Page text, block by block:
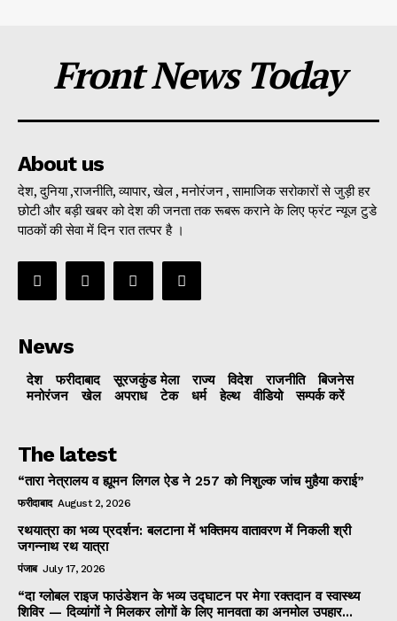
Front News Today
About us
देश, दुनिया ,राजनीति, व्यापार, खेल , मनोरंजन , सामाजिक सरोकारों से जुड़ी हर
छोटी और बड़ी खबर को देश की जनता तक रूबरू कराने के लिए फ्रंट न्यूज टुडे
पाठकों की सेवा में दिन रात तत्पर है ।
News
देश फरीदाबाद सूरजकुंड मेला राज्‍य विदेश राजनीति
बिजनेस
मनोरंजन
खेल अपराध टेक धर्म हेल्थ वीडियो सम्पर्क करें
The latest
“तारा नेत्रालय व ह्यूमन लिगल ऐड ने 257 को निशुल्क जांच मुहैया कराई”
फरीदाबाद August 2, 2026
रथयात्रा का भव्य प्रदर्शन: बलटाना में भक्तिमय वातावरण में निकली श्री
जगन्नाथ रथ यात्रा
पंजाब July 17, 2026
“दा ग्लोबल राइज फाउंडेशन के भव्य उद्घाटन पर मेगा रक्तदान व स्वास्थ्य
शिविर — दिव्यांगों ने मिलकर लोगों के लिए मानवता का अनमोल उपहार...